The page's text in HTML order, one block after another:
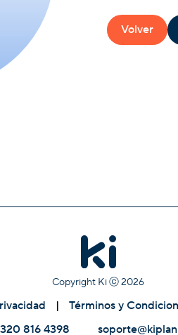
Volver
Copyright Ki ⓒ2026
| Términos y
816 4398